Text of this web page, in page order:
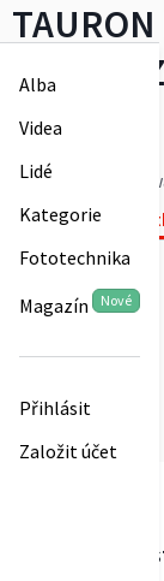
Alba
Videa
Lidé
Kategorie
Fototechnika
Magazín Nové
Přihlásit
Založit účet
Krynica
lacom
TAURON
0
TAURON